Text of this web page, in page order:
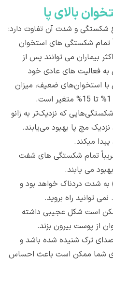
بالای پا
شکستگی و شدت آن تفاوت دارد:
تمام شکستگی های استخوان
بیماران می توانند پس از
به فعالیت های عادی خود
با استخوان‌های ضعیف، میزان
که نزدیک‌تر به زانو
مچ پا بهبود می‌یابند.
میکند.
تمام شکستگی های شفت
می یابند.
شدت دردناک خواهد بود و
توانید راه بروید.
است شکل عجیبی داشته
از پوست بیرون بزند.
ترک شنیده شده باشد و
شما ممکن است باعث احساس